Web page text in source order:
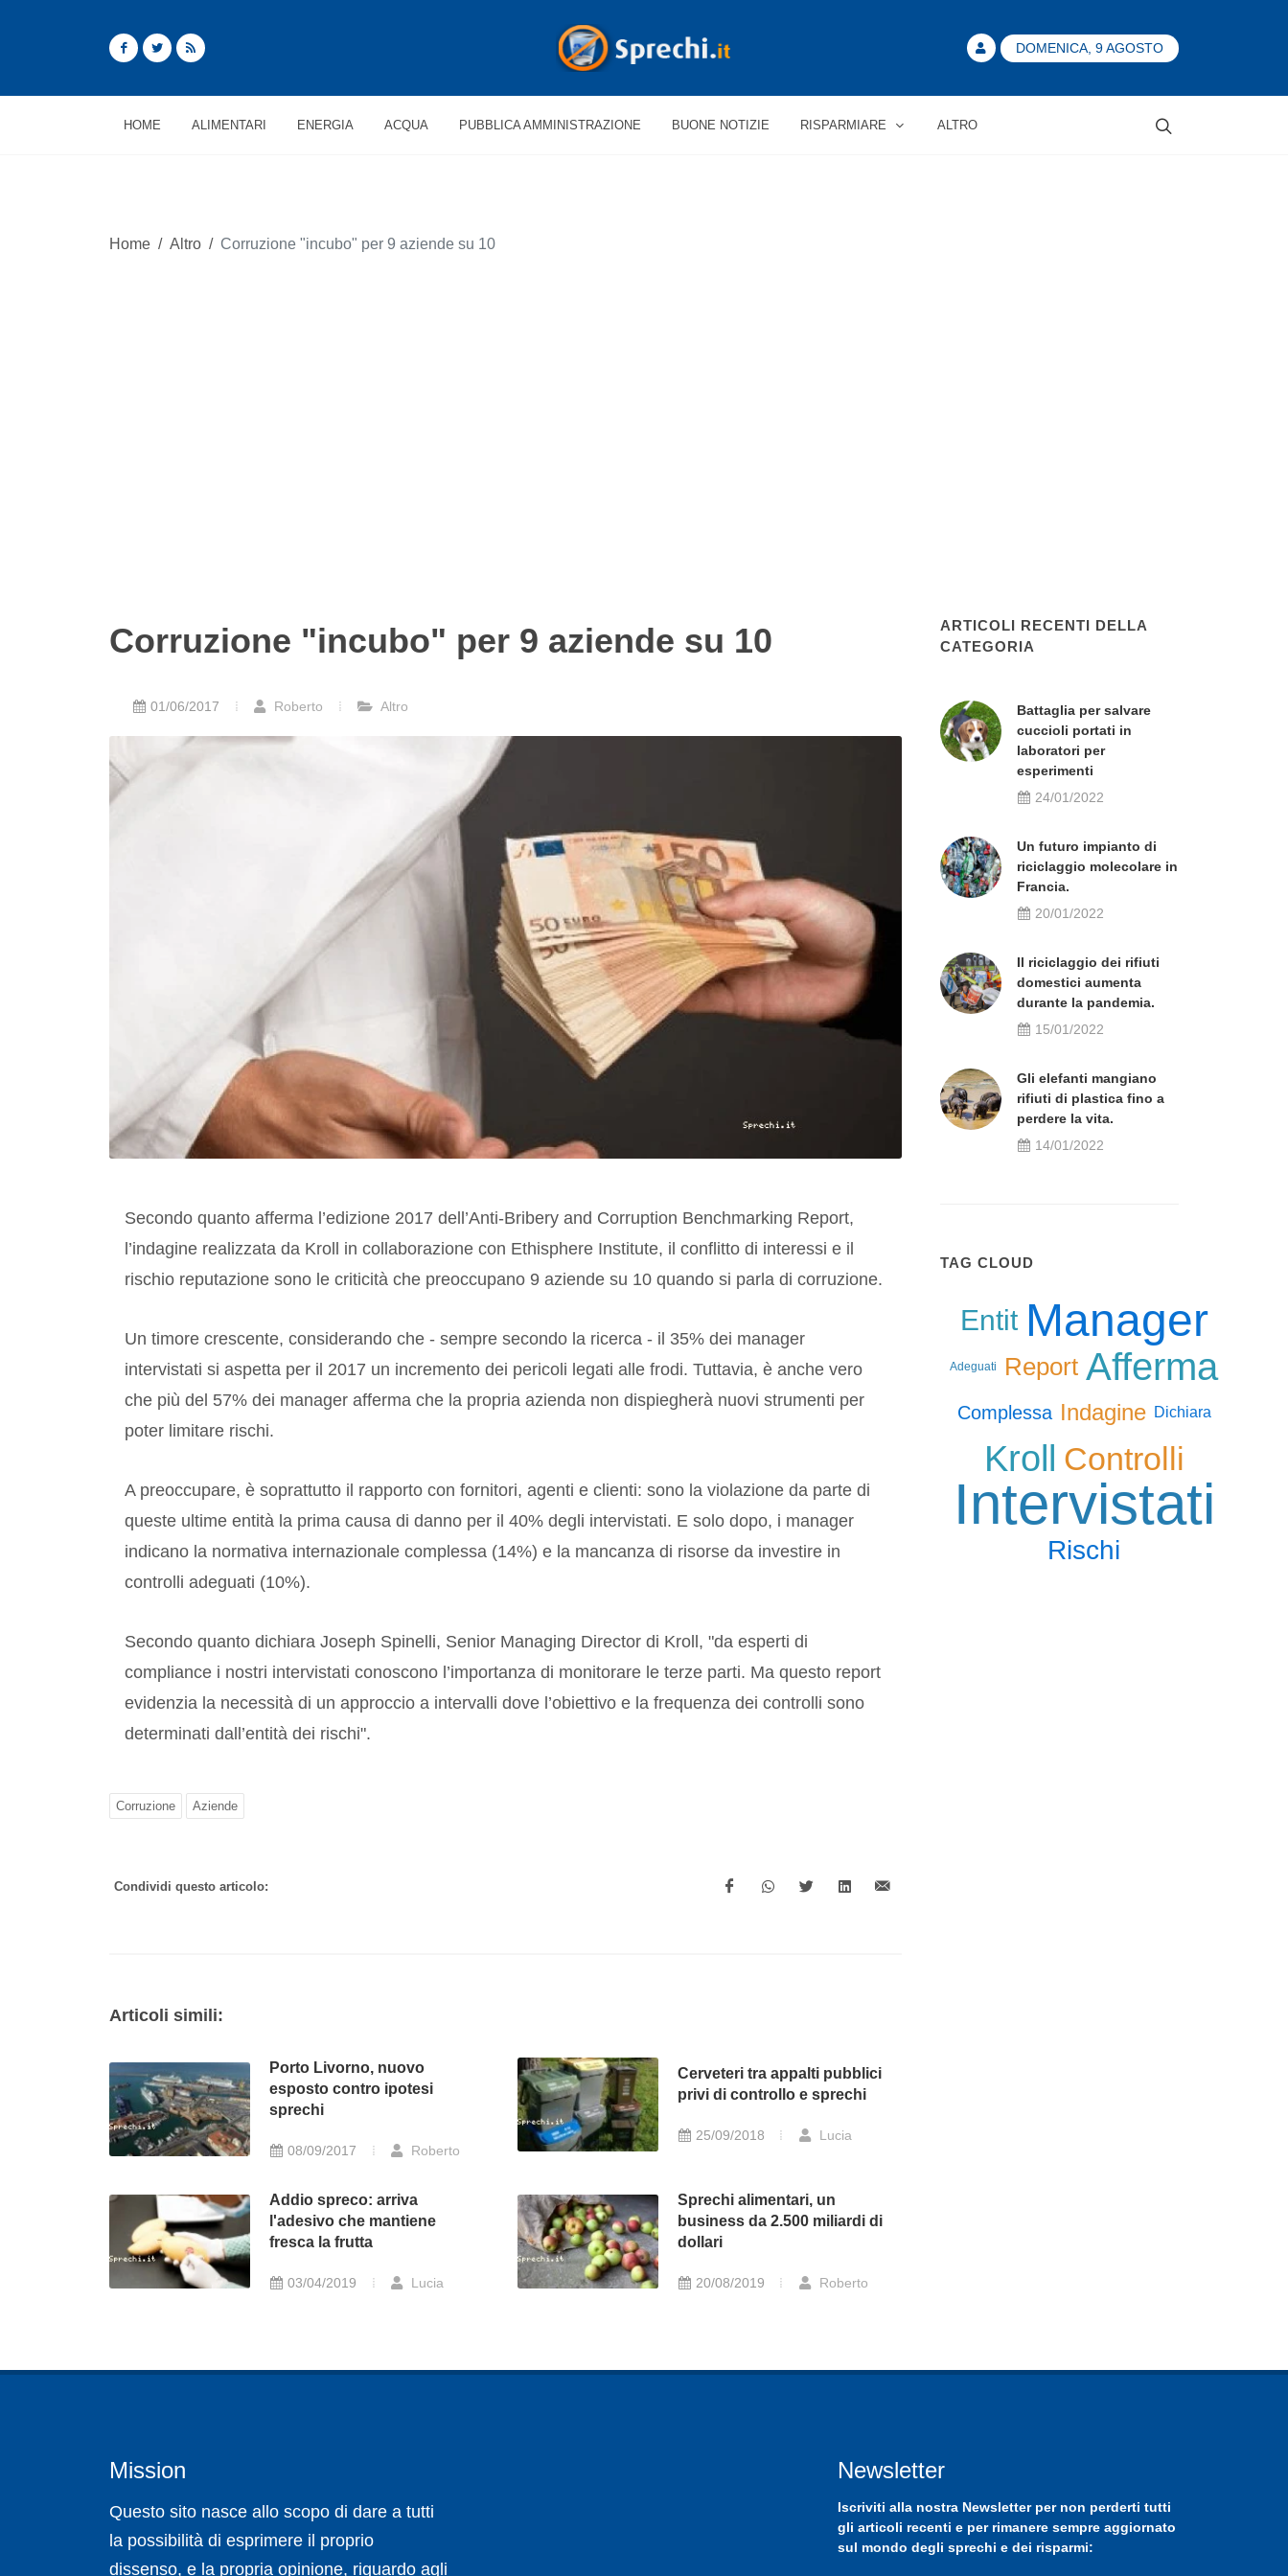
DOMENICA, 9 AGOSTO
HOME ALIMENTARI ENERGIA ACQUA PUBBLICA AMMINISTRAZIONE BUONE NOTIZIE RISPARMIARE ALTRO
Home / Altro / Corruzione "incubo" per 9 aziende su 10
Corruzione "incubo" per 9 aziende su 10
01/06/2017 Roberto Altro
Secondo quanto afferma l’edizione 2017 dell’Anti-Bribery and Corruption Benchmarking Report,
l’indagine realizzata da Kroll in collaborazione con Ethisphere Institute, il conflitto di interessi e il
rischio reputazione sono le criticità che preoccupano 9 aziende su 10 quando si parla di corruzione.
Un timore crescente, considerando che - sempre secondo la ricerca - il 35% dei manager
intervistati si aspetta per il 2017 un incremento dei pericoli legati alle frodi. Tuttavia, è anche vero
che più del 57% dei manager afferma che la propria azienda non dispiegherà nuovi strumenti per
poter limitare rischi.
A preoccupare, è soprattutto il rapporto con fornitori, agenti e clienti: sono la violazione da parte di
queste ultime entità la prima causa di danno per il 40% degli intervistati. E solo dopo, i manager
indicano la normativa internazionale complessa (14%) e la mancanza di risorse da investire in
controlli adeguati (10%).
Secondo quanto dichiara Joseph Spinelli, Senior Managing Director di Kroll, "da esperti di
compliance i nostri intervistati conoscono l’importanza di monitorare le terze parti. Ma questo report
evidenzia la necessità di un approccio a intervalli dove l’obiettivo e la frequenza dei controlli sono
determinati dall’entità dei rischi".
Corruzione Aziende
Condividi questo articolo:
Articoli simili:
Porto Livorno, nuovo
esposto contro ipotesi
sprechi
08/09/2017 Roberto
Cerveteri tra appalti pubblici
privi di controllo e sprechi
25/09/2018 Lucia
Addio spreco: arriva
l'adesivo che mantiene
fresca la frutta
03/04/2019 Lucia
Sprechi alimentari, un
business da 2.500 miliardi di
dollari
20/08/2019 Roberto
ARTICOLI RECENTI DELLA
CATEGORIA
Battaglia per salvare
cuccioli portati in
laboratori per
esperimenti
24/01/2022
Un futuro impianto di
riciclaggio molecolare in
Francia.
20/01/2022
Il riciclaggio dei rifiuti
domestici aumenta
durante la pandemia.
15/01/2022
Gli elefanti mangiano
rifiuti di plastica fino a
perdere la vita.
14/01/2022
TAG CLOUD
Entit Manager
Adeguati Report Afferma
Complessa Indagine Dichiara
Kroll Controlli
Intervistati
Rischi
Mission
Questo sito nasce allo scopo di dare a tutti
la possibilità di esprimere il proprio
dissenso, e la propria opinione, riguardo agli
Newsletter
Iscriviti alla nostra Newsletterper non perderti tutti
gli articoli recenti e per rimanere sempre aggiornato
sul mondo degli sprechi e dei risparmi: